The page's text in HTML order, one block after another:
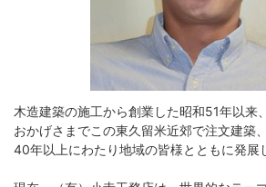
木造建築の施工から創業した昭和51年以来、
おかげさまでこの東久留米近郊で注文建築
40年以上にわたり地域の皆様とともに発展